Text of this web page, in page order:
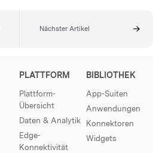
Nächster Artikel
PLATTFORM
Plattform-
Übersicht
Daten & Analytik
Edge-
Konnektivität
BIBLIOTHEK
App-Suiten
Anwendungen
Konnektoren
Widgets